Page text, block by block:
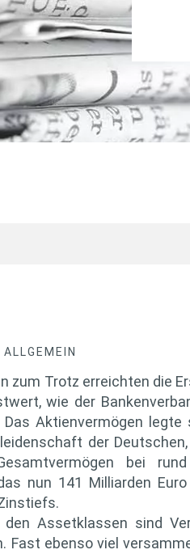
ALLGEMEIN
zum Trotz erreichten die
wie der
Das Aktienvermögen
der
bei
nun 141 Milliarden
Assetklassen sind
Fast ebenso viel